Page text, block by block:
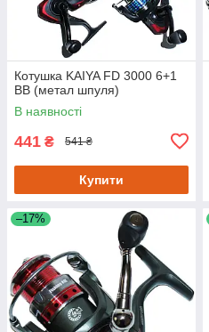
Котушка KAIYA FD 3000 6+1
BB (метал шпуля)
В наявності
441 ₴ 541 ₴
Купити
–17%